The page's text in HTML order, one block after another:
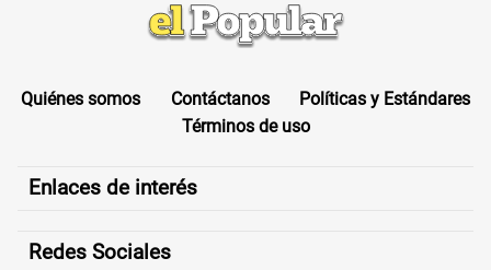
Quiénes somos Contáctanos
Políticas y Estándares
Términos de uso
Enlaces de interés
Redes Sociales